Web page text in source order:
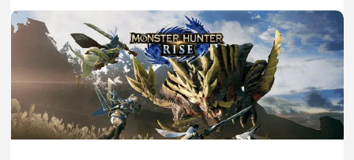
Chiffres de ventes
Rumeurs
Nintendo Direct
Tests et previews